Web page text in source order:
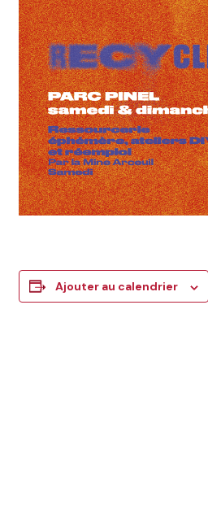
Ajouter au calendrier